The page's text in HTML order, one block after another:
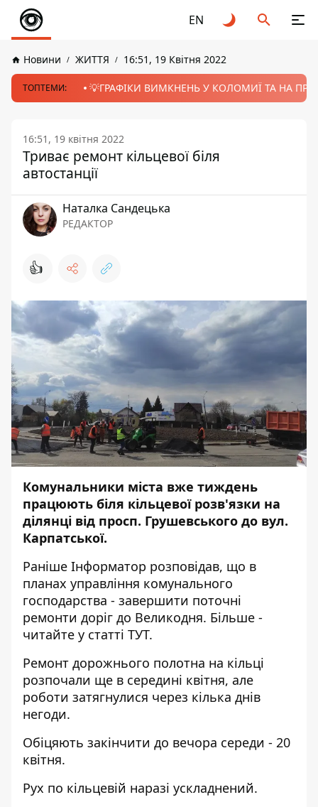
EN
Новини ЖИТТЯ 16:51, 19 Квітня 2022
ТОПТЕМИ: 💡ГРАФІКИ ВИМКНЕНЬ У КОЛОМИЇ ТА НА
16:51, 19 квітня 2022
Триває ремонт кільцевої біля
автостанції
Наталка Сандецька
РЕДАКТОР
👍
Комунальники міста вже тиждень
працюють біля кільцевої розв'язки на
ділянці від просп. Грушевського до вул.
Карпатської.
Раніше Інформатор розповідав, що в
планах управління комунального
господарства - завершити поточні
ремонти доріг до Великодня. Більше -
читайте у статті ТУТ.
Ремонт дорожнього полотна на кільці
розпочали ще в середині квітня, але
роботи затягнулися через кілька днів
негоди.
Обіцяють закінчити до вечора середи - 20
квітня.
Рух по кільцевій наразі ускладнений.